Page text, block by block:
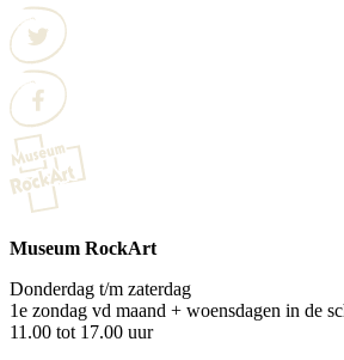
Museum RockArt
Donderdag t/m zaterdag
1e zondag vd maand + woensdagen in de
11.00 tot 17.00 uur